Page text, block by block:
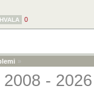
HVALA 0
»
-